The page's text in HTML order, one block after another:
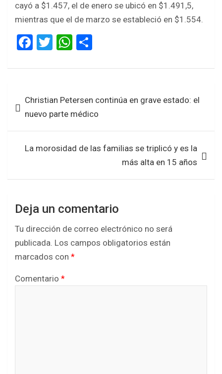
cayó a $1.457, el de enero se ubicó en $1.491,5,
mientras que el de marzo se estableció en $1.554.
F
ce
o
o
k
T
tt
W
at
A
p
p
ar
de
entradas
Christian Petersen continúa en grave estado: el
nuevo parte médico
La morosidad de las familias se triplicó y es la
más alta en 15 años
Deja un comentario
Tu dirección de correo electrónico no será
publicada. Los campos obligatorios están
marcados con *
Comentario *